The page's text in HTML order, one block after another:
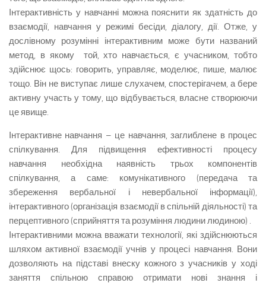
Інтерактивність у навчанні можна пояснити як здатність до
взаємодії, навчання у режимі бесіди, діалогу, дії. Отже, у
дослівному розумінні інтерактивним може бути названий
метод, в якому той, хто навчається, є учасником, тобто
здійснює щось: говорить, управляє, моделює, пише, малює
тощо. Він не виступає лише слухачем, спостерігачем, а бере
активну участь у тому, що відбувається, власне створюючи
це явище.
Інтерактивне навчання – це навчання, заглиблене в процес
спілкування. Для підвищення ефективності процесу
навчання необхідна наявність трьох компонентів
спілкування, а саме: комунікативного (передача та
збереження вербальної і невербальної інформації),
інтерактивного (організація взаємодії в спільній діяльності) та
перцептивного (сприйняття та розуміння людини людиною) .
Інтерактивними можна вважати технології, які здійснюються
шляхом активної взаємодії учнів у процесі навчання. Вони
дозволяють на підставі внеску кожного з учасників у ході
заняття спільною справою отримати нові знання і